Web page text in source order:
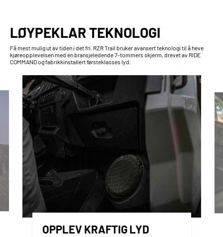
LØYPEKLAR TEKNOLOGI
Få mest mulig ut av tiden i det fri. RZR Trail bruker avansert teknologi til å heve
kjøreopplevelsen med en bransjeledende 7-tommers skjerm, drevet av RIDE
COMMAND og fabrikkinstallert førsteklasses lyd.
OPPLEV KRAFTIG LYD